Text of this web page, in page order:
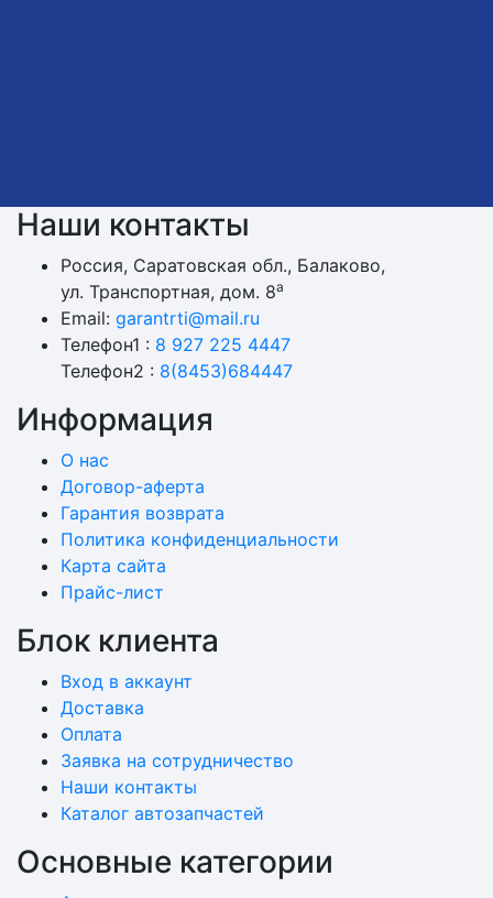
Наши контакты
Россия, Саратовская обл., Балаково,
ул. Транспортная, дом. 8а
Email: garantrti@mail.ru
Телефон1 : 8 927 225 4447
Телефон2 : 8(8453)684447
Информация
О нас
Договор-аферта
Гарантия возврата
Политика конфиденциальности
Карта сайта
Прайс-лист
Блок клиента
Вход в аккаунт
Доставка
Оплата
Заявка на сотрудничество
Наши контакты
Каталог автозапчастей
Основные категории